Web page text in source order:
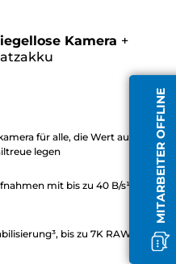
Kamera +
für alle, die Wert auf
legen
mit bis zu 40 B/s¹, Dual
bis zu 7K RAW-Videos,
MITARBEITER OFFLINE